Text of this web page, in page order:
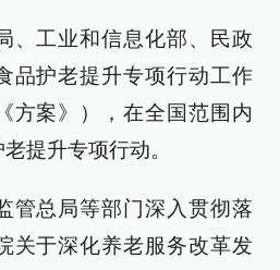
、工业和信息化部、民政
品护老提升专项行动工作
方案》），在全国范围内
提升专项行动。
管总局等部门深入贯彻落
关于深化养老服务改革发